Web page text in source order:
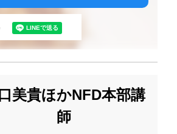
美貴ほかNFD本部講
師